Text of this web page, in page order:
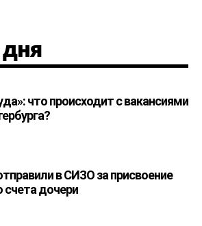
что происходит с вакансиями
в СИЗО за присвоение
счета дочери